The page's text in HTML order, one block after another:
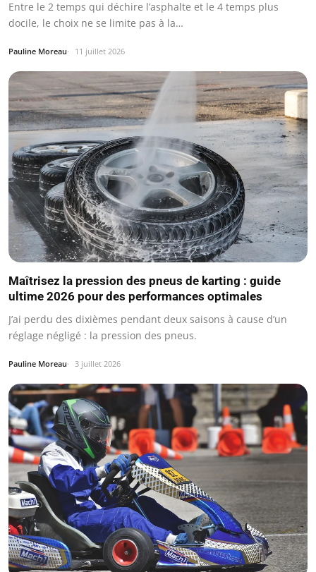
Entre le 2 temps qui déchire l’asphalte et le 4 temps plus
docile, le choix ne se limite pas à la…
Pauline Moreau 11 juillet 2026
Maîtrisez la pression des pneus de karting : guide
ultime 2026 pour des performances optimales
J’ai perdu des dixièmes pendant deux saisons à cause d’un
réglage négligé : la pression des pneus.
Pauline Moreau 3 juillet 2026